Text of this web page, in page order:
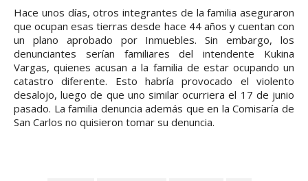
Hace unos días, otros integrantes de la familia aseguraron
que ocupan esas tierras desde hace 44 años y cuentan con
un plano aprobado por Inmuebles. Sin embargo, los
denunciantes serían familiares del intendente Kukina
Vargas, quienes acusan a la familia de estar ocupando un
catastro diferente. Esto habría provocado el violento
desalojo, luego de que uno similar ocurriera el 17 de junio
pasado. La familia denuncia además que en la Comisaría de
San Carlos no quisieron tomar su denuncia.